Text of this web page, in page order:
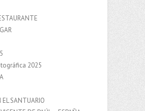
2025
EL SANTUARIO